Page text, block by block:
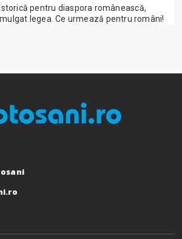
pentru diaspora românească,
legea. Ce urmează pentru români!